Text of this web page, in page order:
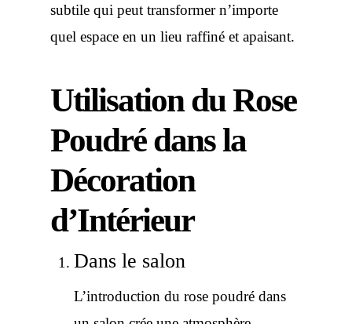
subtile qui peut transformer n’importe
quel espace en un lieu raffiné et apaisant.
Utilisation du Rose
Poudré dans la
Décoration
d’Intérieur
Dans le salon
L’introduction du rose poudré dans